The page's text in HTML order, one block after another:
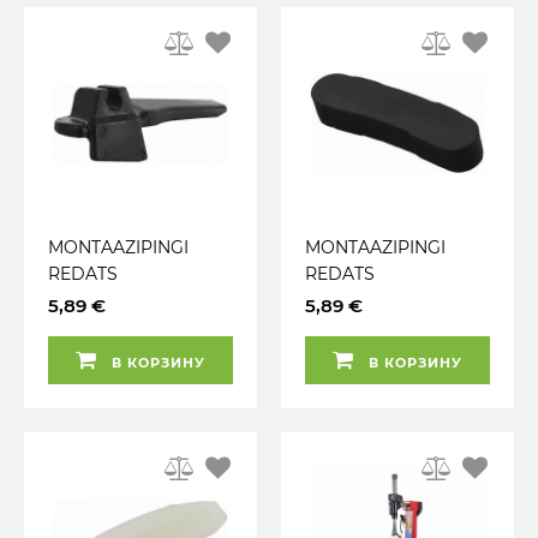
MONTAAZIPINGI
REDATS
MONTAAZIPEA
5,89 €
В КОРЗИНУ
MONTAAZIPINGI
REDATS
MONTAAZIPEA
5,89 €
В КОРЗИНУ